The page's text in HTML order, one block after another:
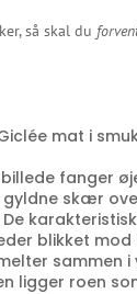
så skal du
mat i
fanger
gyldne skær
blikket mod
sammen
ligger roen